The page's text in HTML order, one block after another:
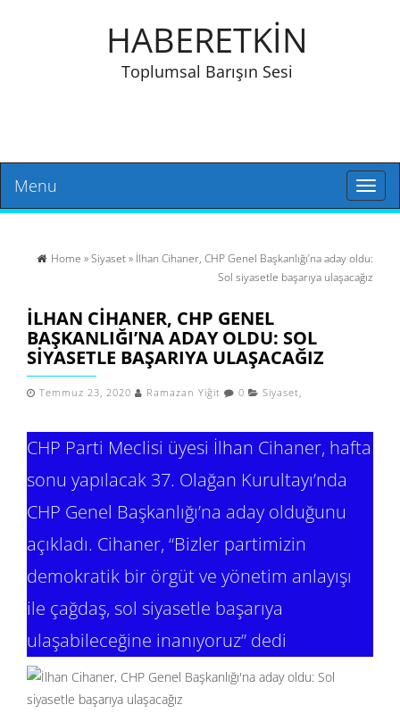
HABERETKİN
Toplumsal Barışın Sesi
Toggle
Menu
Home »Siyaset» İlhan Cihaner, CHP Genel Başkanlığı’na aday oldu:
Sol siyasetle başarıya ulaşacağız
İLHAN CIHANER, CHP GENEL
BAŞKANLIĞI’NA ADAY OLDU: SOL
SIYASETLE BAŞARIYA ULAŞACAĞIZ
Temmuz 23, 2020 Ramazan Yiğit 0 Siyaset,
CHP Parti Meclisi üyesi İlhan Cihaner, hafta
sonu yapılacak 37. Olağan Kurultayı’nda
CHP Genel Başkanlığı’na aday olduğunu
açıkladı. Cihaner, “Bizler partimizin
demokratik bir örgüt ve yönetim anlayışı
ile çağdaş, sol siyasetle başarıya
ulaşabileceğine inanıyoruz” dedi